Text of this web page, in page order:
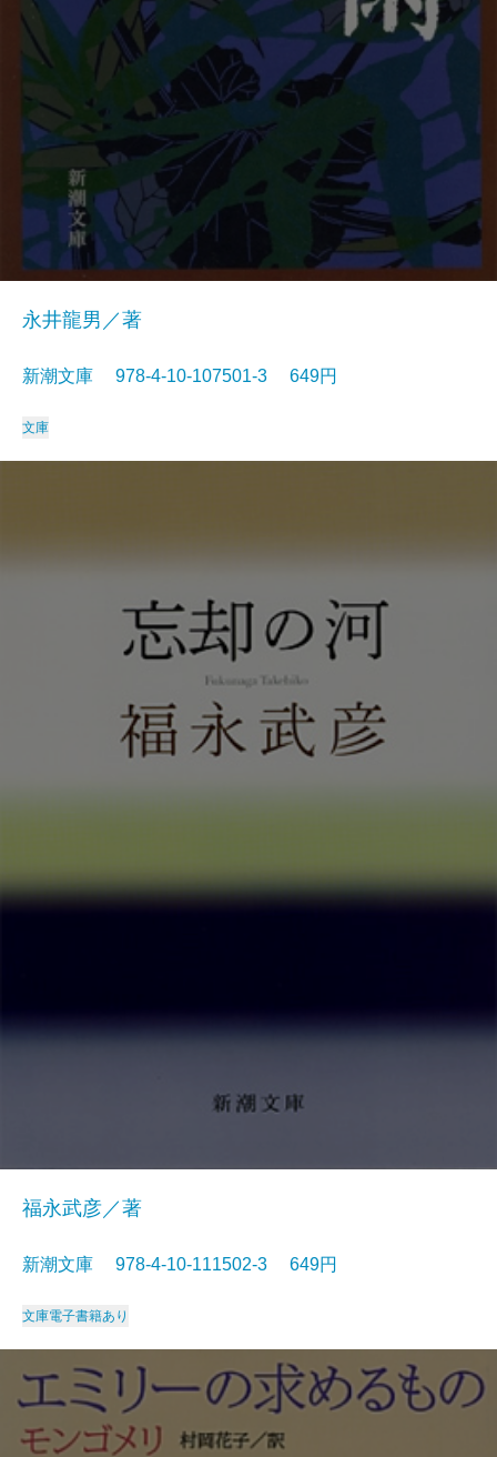
永井龍男／著
新潮文庫 978-4-10-107501-3 649円
文庫
福永武彦／著
新潮文庫 978-4-10-111502-3 649円
文庫電子書籍あり